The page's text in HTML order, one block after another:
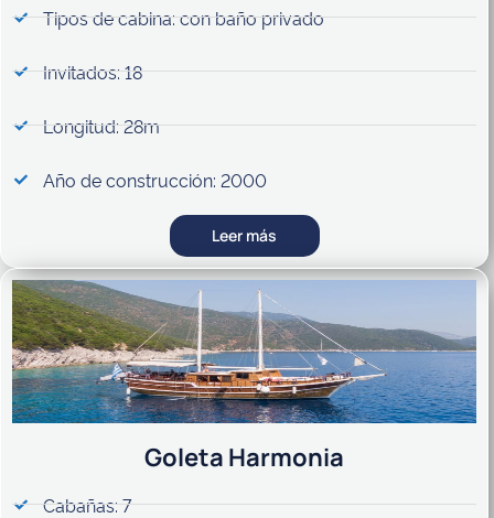
Tipos de cabina: con baño privado
Invitados: 18
Longitud: 28m
Año de construcción: 2000
Leer más
Goleta Harmonia
Cabañas: 7